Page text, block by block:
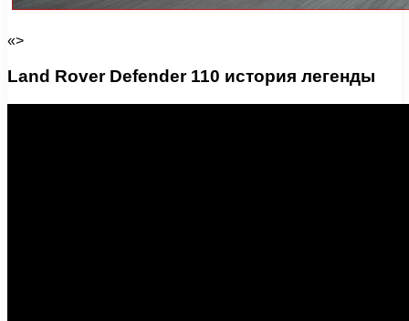
«>
Land Rover Defender 110 история легенды